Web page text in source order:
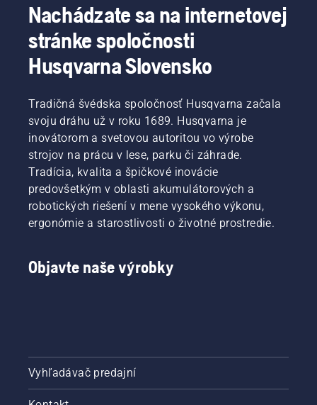
Nachádzate sa na internetovej
stránke spoločnosti
Husqvarna Slovensko
Tradičná švédska spoločnosť Husqvarna začala
svoju dráhu už v roku 1689. Husqvarna je
inovátorom a svetovou autoritou vo výrobe
strojov na prácu v lese, parku či záhrade.
Tradícia, kvalita a špičkové inovácie
predovšetkým v oblasti akumulátorových a
robotických riešení v mene vysokého výkonu,
ergonómie a starostlivosti o životné prostredie.
Objavte naše výrobky
Vyhľadávač predajní